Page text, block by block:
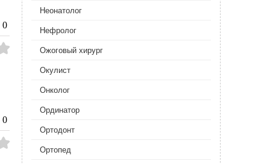
0
0
Неонатолог
Нефролог
Ожоговый хирург
Окулист
Онколог
Ординатор
Ортодонт
Ортопед